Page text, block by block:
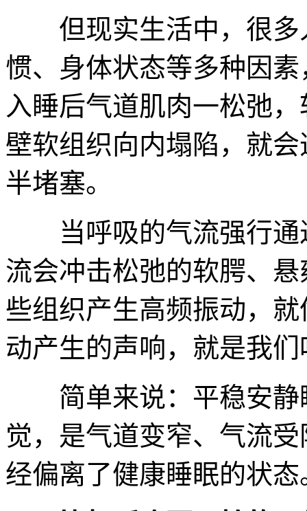
但现实生活中，很多
惯、身体状态等多种因
入睡后气道肌肉一松弛
壁软组织向内塌陷，就
半堵塞。
当呼吸的气流强行通
流会冲击松弛的软腭、
些组织产生高频振动，
动产生的声响，就是我
简单来说：平稳安静
觉，是气道变窄、气流
经偏离了健康睡眠的状态